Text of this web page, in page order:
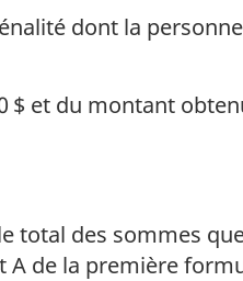
dont la
$ et du montant
total des sommes
A de la première